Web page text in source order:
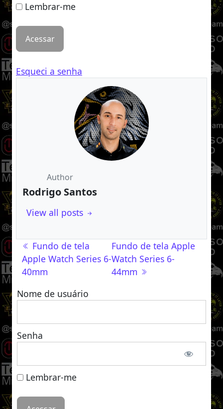
Lembrar-me
Esqueci a senha
Author
Rodrigo Santos
View all posts
Navegação de post
Fundo de tela
Apple Watch Series 6-
40mm
Fundo de tela Apple
Watch Series 6-
44mm
Nome de usuário
Senha
Lembrar-me